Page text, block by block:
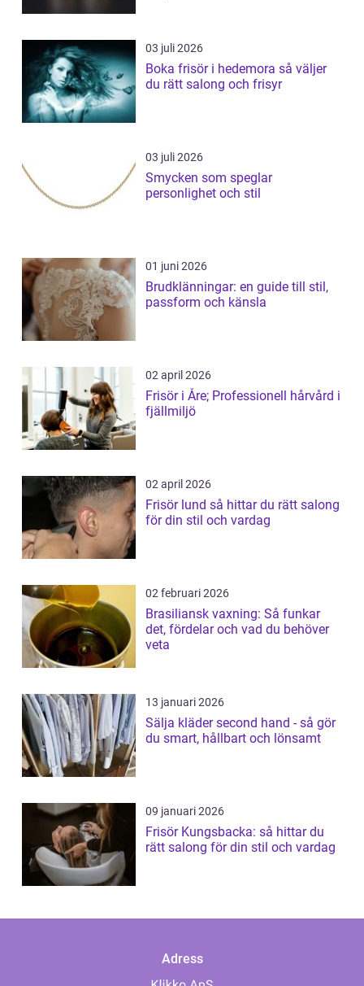
03 juli 2026
Boka frisör i hedemora så väljer
du rätt salong och frisyr
03 juli 2026
Smycken som speglar
personlighet och stil
01 juni 2026
Brudklänningar: en guide till stil,
passform och känsla
02 april 2026
Frisör i Åre; Professionell hårvård i
fjällmiljö
02 april 2026
Frisör lund så hittar du rätt salong
för din stil och vardag
02 februari 2026
Brasiliansk vaxning: Så funkar
det, fördelar och vad du behöver
veta
13 januari 2026
Sälja kläder second hand - så gör
du smart, hållbart och lönsamt
09 januari 2026
Frisör Kungsbacka: så hittar du
rätt salong för din stil och vardag
Adress